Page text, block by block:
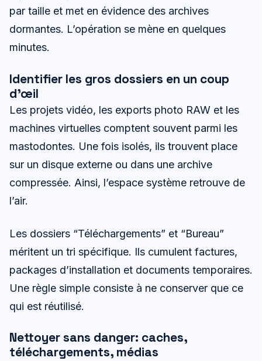
par taille et met en évidence des archives
dormantes. L’opération se mène en quelques
minutes.
Identifier les gros dossiers en un coup
d’œil
Les projets vidéo, les exports photo RAW et les
machines virtuelles comptent souvent parmi les
mastodontes. Une fois isolés, ils trouvent place
sur un disque externe ou dans une archive
compressée. Ainsi, l’espace système retrouve de
l’air.
Les dossiers “Téléchargements” et “Bureau”
méritent un tri spécifique. Ils cumulent factures,
packages d’installation et documents temporaires.
Une règle simple consiste à ne conserver que ce
qui est réutilisé.
Nettoyer sans danger: caches,
téléchargements, médias